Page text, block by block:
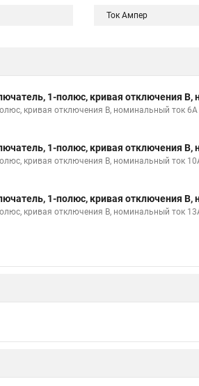
Ток Ампер
1-полюс, кривая отключения B,
кривая отключения B, номинальный ток 6А
1-полюс, кривая отключения B,
кривая отключения B, номинальный ток
1-полюс, кривая отключения B,
кривая отключения B, номинальный ток